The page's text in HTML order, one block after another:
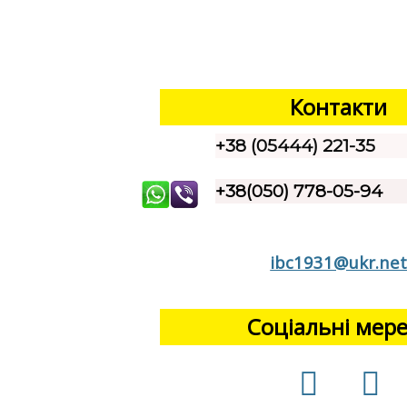
Контакти
+38 (05444) 221-35
+38(050) 778-05-94
ibc1931@ukr.net
Соціальні